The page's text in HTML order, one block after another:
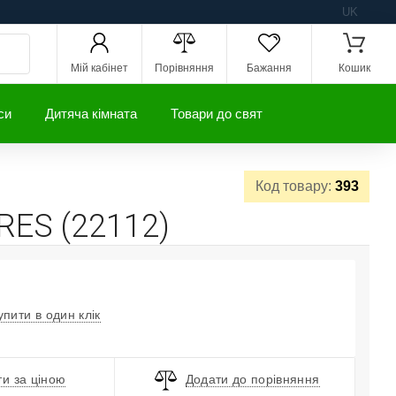
UK
Мій кабінет Порівняння Бажання Кошик
Дитяча кімната Товари до свят
Код товару: 393
(22112)
в один клік
за ціною Додати до порівняння